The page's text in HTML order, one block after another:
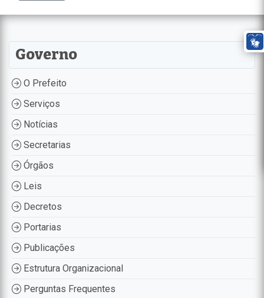
Governo
O Prefeito
Serviços
Notícias
Secretarias
Órgãos
Leis
Decretos
Portarias
Publicações
Estrutura Organizacional
Perguntas Frequentes